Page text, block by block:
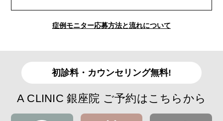
症例モニター応募方法と流れについて
初診料・カウンセリング無料!
A CLINIC 銀座院 ご予約はこちらから